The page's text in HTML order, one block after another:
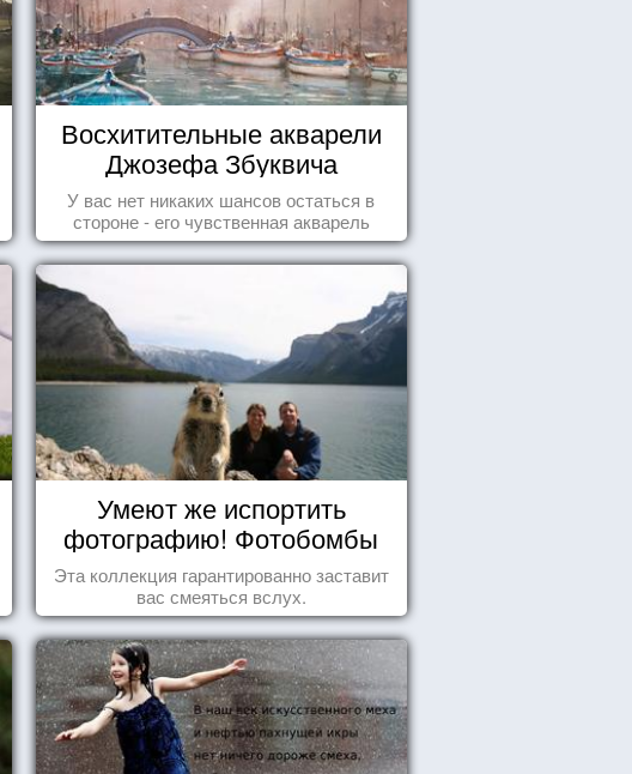
Восхитительные акварели
Джозефа Збуквича
У вас нет никаких шансов остаться в
стороне - его чувственная акварель
покорила жителей всего мира.
Умеют же испортить
фотографию! Фотобомбы
животных
Эта коллекция гарантированно заставит
вас смеяться вслух.